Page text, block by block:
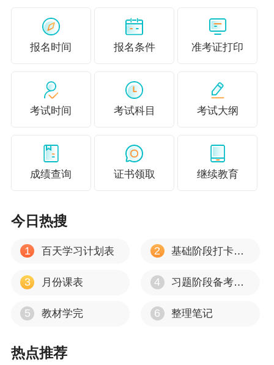
成绩通常在考试结束后一个月左右公布，具体时
间以官方通知为准。
考试支持微软拼音、谷歌拼音、搜狗拼音、极品
五笔及搜狗五笔输入法。
会计网校提供的以上信息仅供参考，如有异议，
请考生以官方部门公布的内容为准！
报名时间 报名条件 准考证打印
考试时间 考试科目 考试大纲
成绩查询 证书领取 继续教育
今日热搜
1 百天学习计划表 2 基础阶段打卡计划
3 月份课表 4 习题阶段备考重点方向
5 教材学完 6 整理笔记
热点推荐